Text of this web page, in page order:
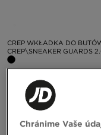
CREP WKŁADKA DO
CREP\SNEAKER GUARDS
Chránime Vaše